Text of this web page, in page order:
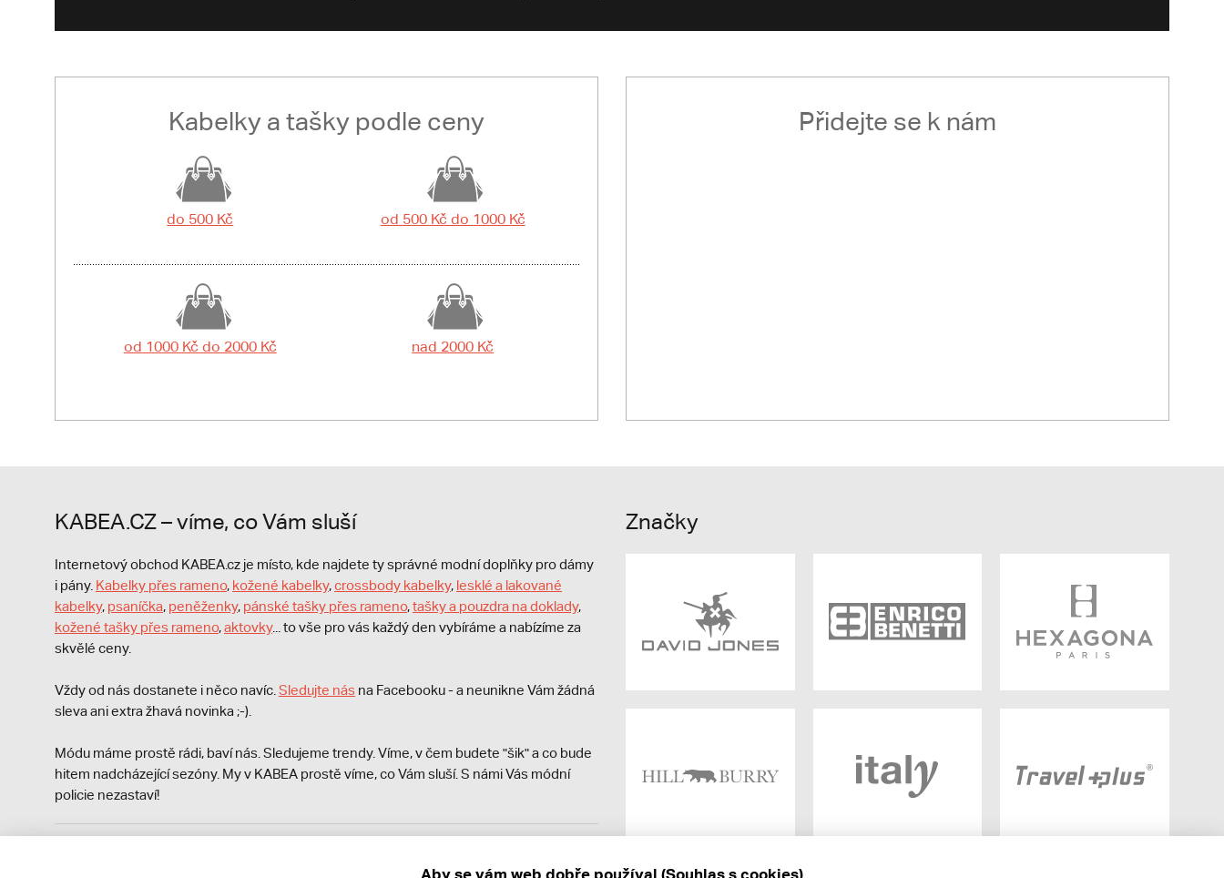
Kabelky a tašky podle ceny
do 500 Kč od 500 Kč do 1000 Kč
od 1000 Kč do 2000 Kč nad 2000 Kč
Přidejte se k nám
KABEA.CZ – víme, co Vám sluší
Internetový obchod KABEA.cz je místo, kde najdete ty správné modní doplňky pro dámy
i pány. Kabelky přes rameno, kožené kabelky,crossbody kabelky, lesklé a lakované
kabelky, psaníčka, peněženky, pánské tašky přes rameno,tašky a pouzdra na doklady,
kožené tašky přes rameno,aktovky... to vše pro vás každý den vybíráme a nabízíme za
skvělé ceny.
Vždy od nás dostanete i něco navíc. Sledujte nás na Facebooku - a neunikne Vám žádná
sleva ani extra žhavá novinka ;-).
Módu máme prostě rádi, baví nás. Sledujeme trendy. Víme, v čem budete "šik" a co bude
hitem nadcházející sezóny. My v KABEA prostě víme, co Vám sluší. S námi Vás módní
policie nezastaví!
Zároveň je povinen zaevidovat přijatou tržbu u správce daně online; v případě
Značky
Aby se vám web dobře používal (Souhlas s cookies)